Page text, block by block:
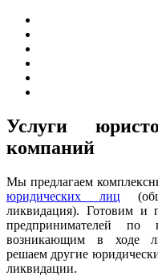
Услуги
компаний
Мы предлагаем
юридических лиц
ликвидация). Готовим и
предпринимателей по
возникающим в ходе
решаем другие
ликвидации.